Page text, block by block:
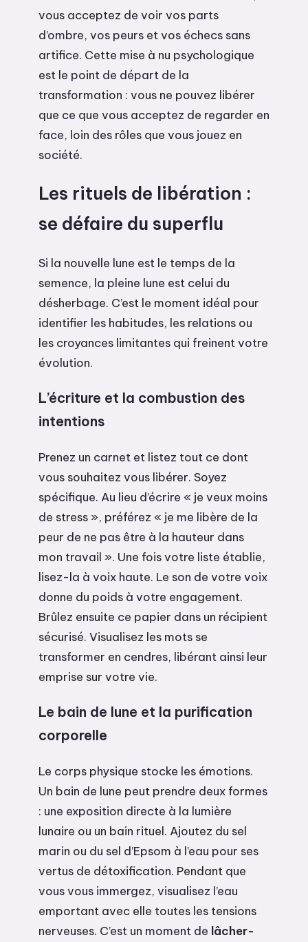
vous acceptez de voir vos parts
d’ombre, vos peurs et vos échecs sans
artifice. Cette mise à nu psychologique
est le point de départ de la
transformation : vous ne pouvez libérer
que ce que vous acceptez de regarder en
face, loin des rôles que vous jouez en
société.
Les rituels de libération :
se défaire du superflu
Si la nouvelle lune est le temps de la
semence, la pleine lune est celui du
désherbage. C’est le moment idéal pour
identifier les habitudes, les relations ou
les croyances limitantes qui freinent votre
évolution.
L’écriture et la combustion des
intentions
Prenez un carnet et listez tout ce dont
vous souhaitez vous libérer. Soyez
spécifique. Au lieu d’écrire « je veux moins
de stress », préférez « je me libère de la
peur de ne pas être à la hauteur dans
mon travail ». Une fois votre liste établie,
lisez-la à voix haute. Le son de votre voix
donne du poids à votre engagement.
Brûlez ensuite ce papier dans un récipient
sécurisé. Visualisez les mots se
transformer en cendres, libérant ainsi leur
emprise sur votre vie.
Le bain de lune et la purification
corporelle
Le corps physique stocke les émotions.
Un bain de lune peut prendre deux formes
: une exposition directe à la lumière
lunaire ou un bain rituel. Ajoutez du sel
marin ou du sel d’Epsom à l’eau pour ses
vertus de détoxification. Pendant que
vous vous immergez, visualisez l’eau
emportant avec elle toutes les tensions
nerveuses. C’est un moment de lâcher-